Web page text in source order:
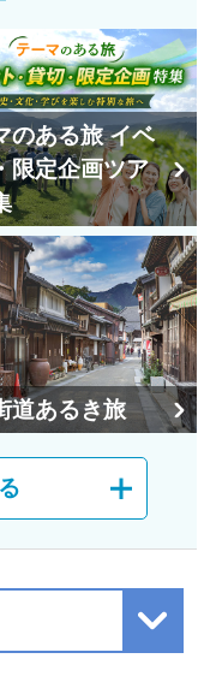
のある旅 イベ
限定企画ツア
道あるき旅